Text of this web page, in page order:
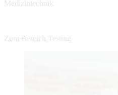
Medizintechnik
Zum Bereich Testing